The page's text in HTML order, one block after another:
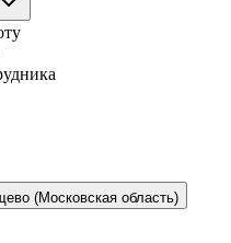
(Московская область)